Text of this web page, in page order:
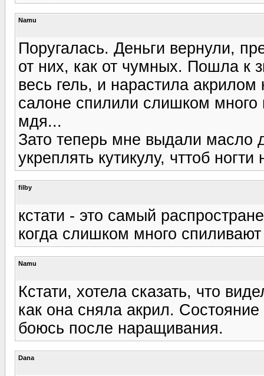
Namu
Поругалась. Деньги вернули,
от них, как от чумных. Пошла к
весь гель, и нарастила
салоне спилили слишком много
мдя...
Зато теперь мне выдали масло
укреплять кутикулу, чттоб
filby
кстати - это самый
когда слишком много спиливают
Namu
Кстати, хотела сказать, что
как она сняла акрил. Состояние
боюсь после наращивания.
Dana